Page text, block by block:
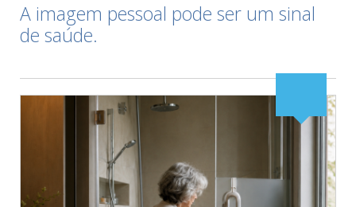
A imagem pessoal pode ser um sinal
de saúde.